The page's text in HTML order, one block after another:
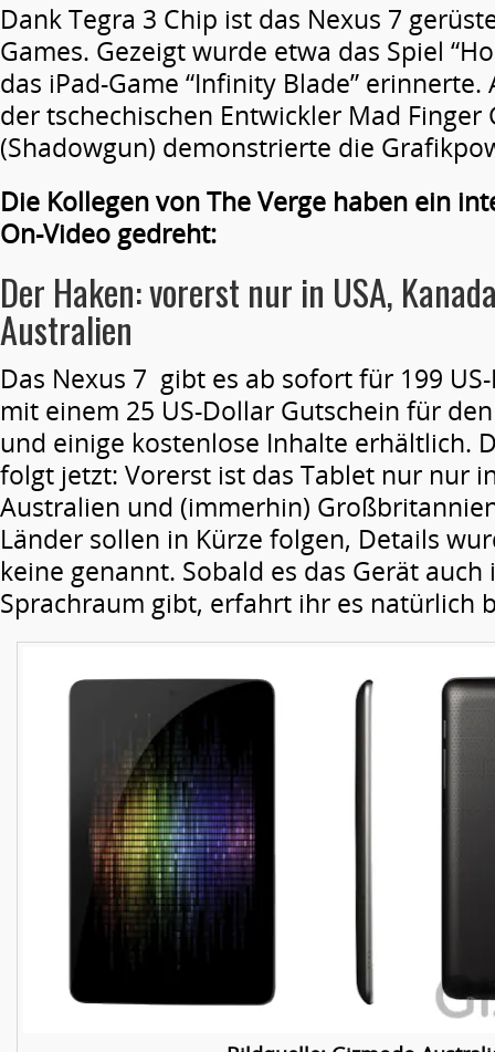
Dank Tegra 3 Chip ist das Nexus 7
Games. Gezeigt wurde etwa das Spiel
das iPad-Game “Infinity Blade” erinnerte.
der tschechischen Entwickler Mad Finger
(Shadowgun) demonstrierte die
Die Kollegen von The Verge haben ein
On-Video gedreht:
Der Haken: vorerst nur in USA,
Australien
Das Nexus 7 gibt es ab sofort für 199
mit einem 25 US-Dollar Gutschein für
und einige kostenlose Inhalte erhältlich.
folgt jetzt: Vorerst ist das Tablet nur nur
Australien und (immerhin)
Länder sollen in Kürze folgen, Details
keine genannt. Sobald es das Gerät
Sprachraum gibt, erfahrt ihr es natürlich